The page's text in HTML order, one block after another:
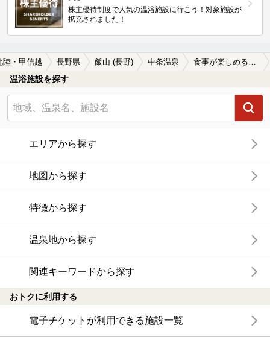
株主優待制度で人気の温浴施設に行こう！対象施設が
拡充されました！
陸・甲信越 長野県 飯山 (長野) 中条温泉
温浴施設を探す
エリアから探す
地図から探す
特徴から探す
温泉地から探す
関連キーワードから探す
おトクに利用する
電子チケットが利用できる施設一覧